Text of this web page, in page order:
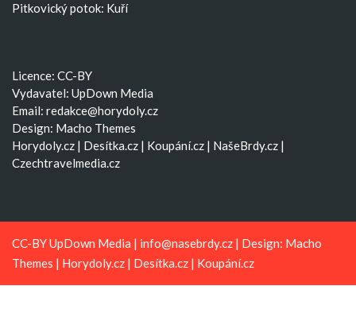
Pitkovický potok: Kuří
Licence: CC-BY
Vydavatel: UpDown Media
Email: redakce@horydoly.cz
Design: Macho Themes
Horydoly.cz | Desítka.cz | Koupání.cz | NašeBrdy.cz |
Czechtravelmedia.cz
CC-BY UpDown Media | info@nasebrdy.cz | Design: Macho
Themes | Horydoly.cz | Desítka.cz | Koupání.cz